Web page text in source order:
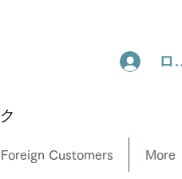
ロ
Customers More